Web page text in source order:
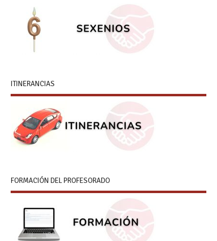
ITINERANCIAS
FORMACIÓN DEL PROFESORADO